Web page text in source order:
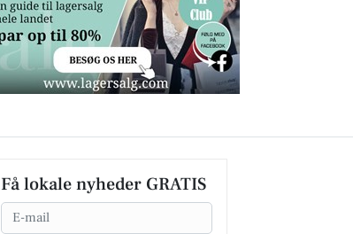
Få lokale nyheder GRATIS
Email